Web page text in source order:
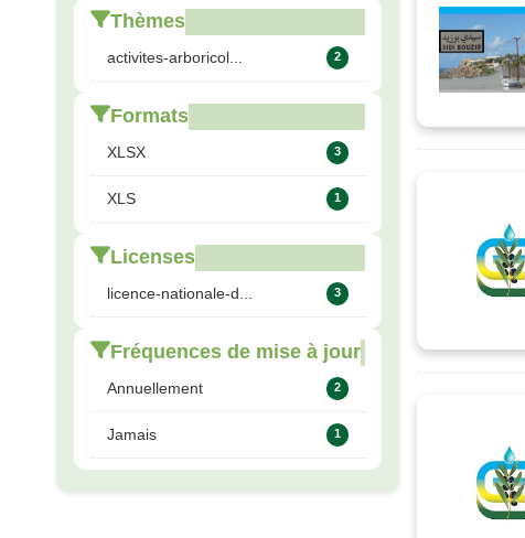
Thèmes
activites-arboricol... 2
Formats
XLSX 3
XLS 1
Licenses
licence-nationale-d... 3
Fréquences de mise à jour
Annuellement 2
Jamais 1